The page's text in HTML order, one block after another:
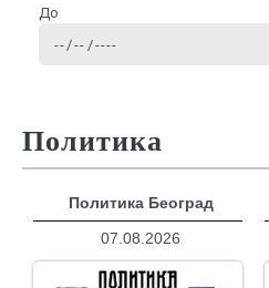
До
Политика
Политика Београд
07.08.2026